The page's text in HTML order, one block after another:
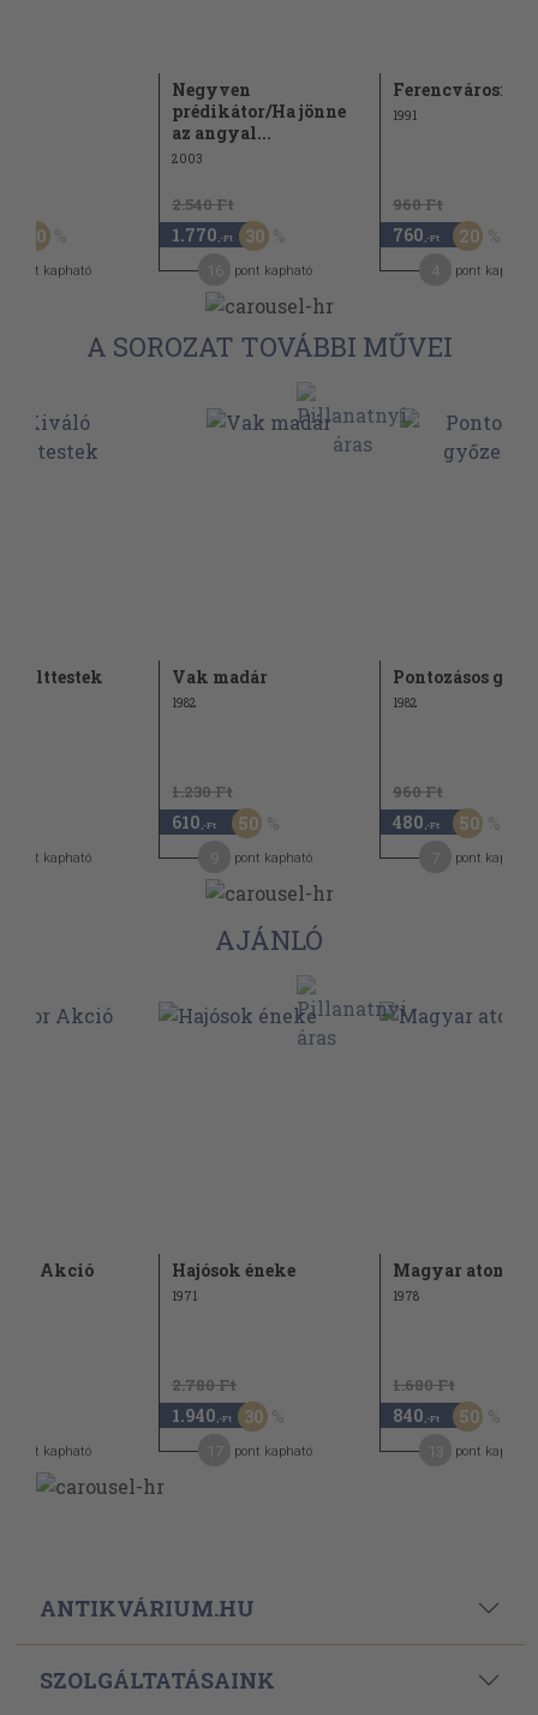
30
pont kapható
Negyven
prédikátor/Ha jönne
az angyal...
2003
2.540 Ft
1.770 ,-Ft 30
pont kapható
Ferencvárosi
1991
960 Ft
760 ,-Ft 20
pont kapható
A SOROZAT TOVÁBBI MŰVEI
holttestek
pont kapható
Vak madár
1982
1.230 Ft
610 ,-Ft 50
pont kapható
Pontozásos
1982
960 Ft
480 ,-Ft 50
pont kapható
AJÁNLÓ
Akció
pont kapható
Hajósok éneke
1971
2.780 Ft
1.940 ,-Ft 30
pont kapható
Magyar atom
1978
1.680 Ft
840 ,-Ft 50
pont kapható
ANTIKVÁRIUM.HU
SZOLGÁLTATÁSAINK